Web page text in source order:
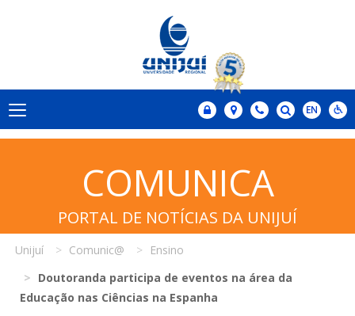
COMUNICA
PORTAL DE NOTÍCIAS DA UNIJUÍ
Unijuí Comunic@
Ensino
Doutoranda participa de eventos na área da
Educação nas Ciências na Espanha